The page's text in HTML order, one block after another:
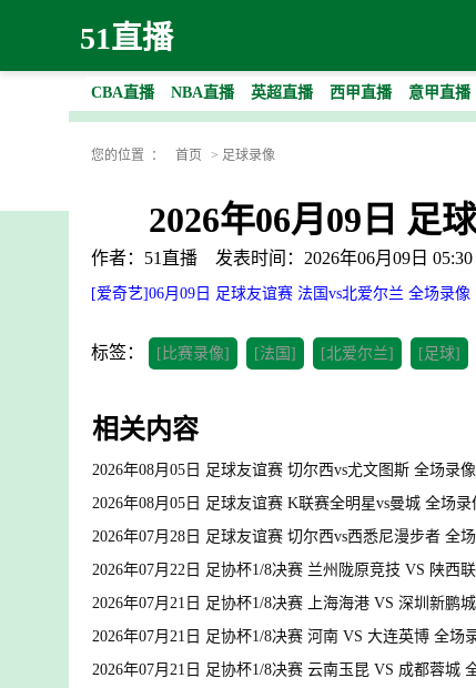
51直播
CBA直播 NBA直播 英超直播 西甲直播 意甲直播
您的位置 ： 首页 > 足球录像
2026年06月09日 足
作者：51直播 发表时间：2026年06月09日 05:30
[爱奇艺]06月09日 足球友谊赛 法国vs北爱尔兰 全场录像
标签： [比赛录像] [法国] [北爱尔兰] [足球]
相关内容
2026年08月05日 足球友谊赛 切尔西vs尤文图斯 全场录像
2026年08月05日 足球友谊赛 K联赛全明星vs曼城 全场录
2026年07月28日 足球友谊赛 切尔西vs西悉尼漫步者 全
2026年07月22日 足协杯1/8决赛 兰州陇原竞技 VS 陕西
2026年07月21日 足协杯1/8决赛 上海海港 VS 深圳新鹏
2026年07月21日 足协杯1/8决赛 河南 VS 大连英博 全场
2026年07月21日 足协杯1/8决赛 云南玉昆 VS 成都蓉城